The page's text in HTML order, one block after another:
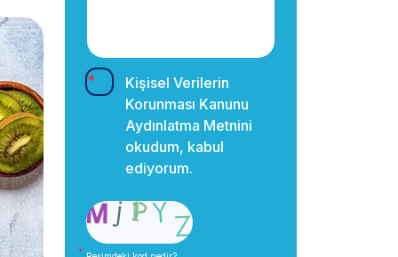
Kişisel Verilerin
Korunması Kanunu
Aydınlatma Metnini
okudum, kabul
ediyorum.